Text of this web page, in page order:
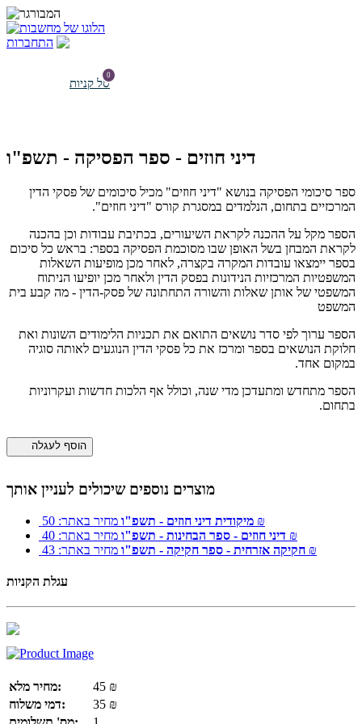
התחברות
0
דיני חוזים - ספר הפסיקה - תשפ"ו
ספר סיכומי הפסיקה בנושא "דיני חוזים" מכיל סיכומים של פסקי הדין
המרכזיים בתחום, הנלמדים במסגרת קורס "דיני חוזים".
הספר מקל על ההכנה לקראת השיעורים, בכתיבת עבודות וכן בהכנה
לקראת המבחן בשל האופן שבו מסוכמת הפסיקה בספר: בראש כל סיכום
בספר יימצאו עובדות המקרה בקצרה, לאחר מכן מופיעות השאלות
המשפטיות המרכזיות הנידונות בפסק הדין ולאחר מכן יופיעו הניתוח
המשפטי של אותן שאלות והשורה התחתונה של פסק-הדין - מה קבע בית
המשפט
הספר ערוך לפי סדר נושאים התואם את תכניות הלימודים השונות ואת
חלוקת הנושאים בספר ומרכז את כל פסקי הדין הנוגעים לאותה סוגיה
במקום אחד.
הספר מתחדש ומתעדכן מדי שנה, וכולל אף הלכות חדשות ועקרוניות
בתחום.
הוסף לעגלה
מוצרים נוספים שיכולים לעניין אותך
מיקודית דיני חוזים - תשפ"ו מחיר באתר: 50 ₪
דיני חוזים - ספר הבחינות - תשפ"ו מחיר באתר: 40 ₪
חקיקה אזרחית - ספר חקיקה - תשפ"ו מחיר באתר: 43 ₪
עגלת הקניות
מחיר מלא: 45 ₪
דמי משלוח:
35 ₪